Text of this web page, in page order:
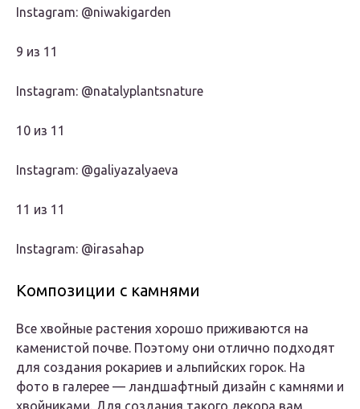
Instagram: @niwakigarden
9 из 11
Instagram: @natalyplantsnature
10 из 11
Instagram: @galiyazalyaeva
11 из 11
Instagram: @irasahap
Композиции с камнями
Все хвойные растения хорошо приживаются на
каменистой почве. Поэтому они отлично подходят
для создания рокариев и альпийских горок. На
фото в галерее — ландшафтный дизайн с камнями и